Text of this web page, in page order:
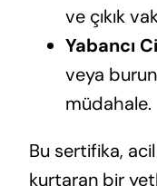
ve çıkık
Yabancı
veya
müdahale.
Bu sertifika,
kurtaran bir